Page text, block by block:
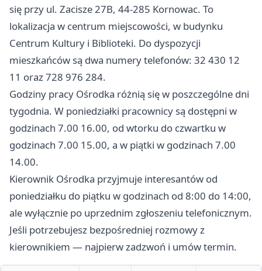
się przy ul. Zacisze 27B, 44-285 Kornowac. To
lokalizacja w centrum miejscowości, w budynku
Centrum Kultury i Biblioteki. Do dyspozycji
mieszkańców są dwa numery telefonów: 32 430 12
11 oraz 728 976 284.
Godziny pracy Ośrodka różnią się w poszczególne dni
tygodnia. W poniedziałki pracownicy są dostępni w
godzinach 7.00 16.00, od wtorku do czwartku w
godzinach 7.00 15.00, a w piątki w godzinach 7.00
14.00.
Kierownik Ośrodka przyjmuje interesantów od
poniedziałku do piątku w godzinach od 8:00 do 14:00,
ale wyłącznie po uprzednim zgłoszeniu telefonicznym.
Jeśli potrzebujesz bezpośredniej rozmowy z
kierownikiem — najpierw zadzwoń i umów termin.